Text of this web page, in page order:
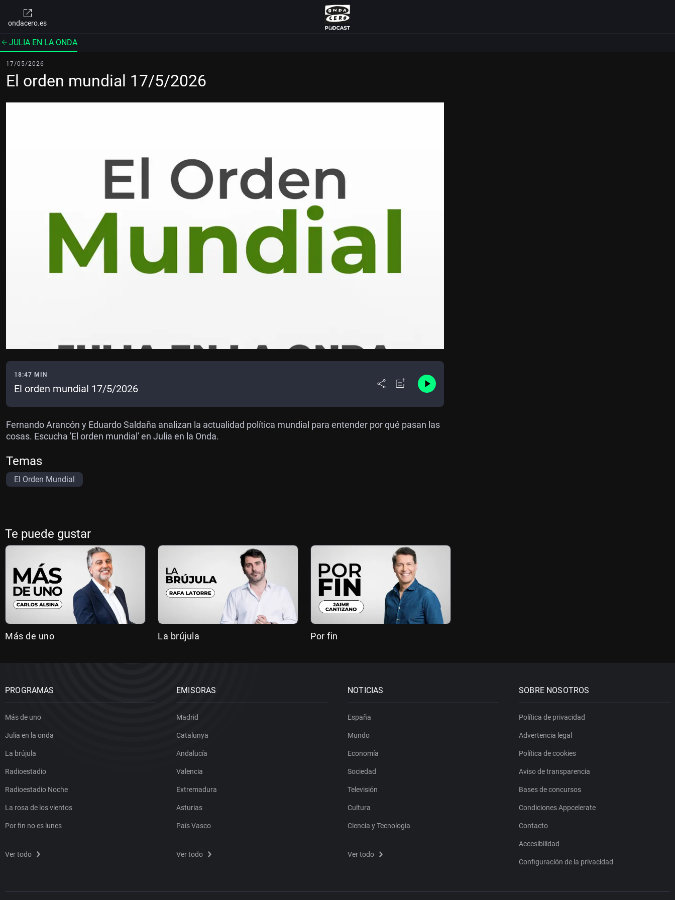
ondacero.es
JULIA EN LA ONDA
17/05/2026
El orden mundial 17/5/2026
18:47 MIN
El orden mundial 17/5/2026
Fernando Arancón y Eduardo Saldaña analizan la actualidad política mundial para entender por qué pasan las
cosas. Escucha 'El orden mundial' en Julia en la Onda.
Temas
El Orden Mundial
Te puede gustar
Más de uno La brújula Por fin
PROGRAMAS
Más de uno
Julia en la onda
La brújula
Radioestadio
Radioestadio Noche
La rosa de los vientos
Por fin no es lunes
Ver todo
EMISORAS
Madrid
Catalunya
Andalucía
Valencia
Extremadura
Asturias
País Vasco
Ver todo
NOTICIAS
España
Mundo
Economía
Sociedad
Televisión
Cultura
Ciencia y Tecnología
Ver todo
SOBRE NOSOTROS
Política de privacidad
Advertencia legal
Política de cookies
Aviso de transparencia
Bases de concursos
Condiciones Appcelerate
Contacto
Accesibilidad
Configuración de la privacidad